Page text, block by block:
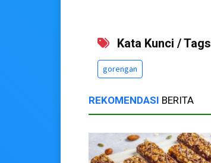
Kata Kunci / Tags
gorengan
REKOMENDASI BERITA